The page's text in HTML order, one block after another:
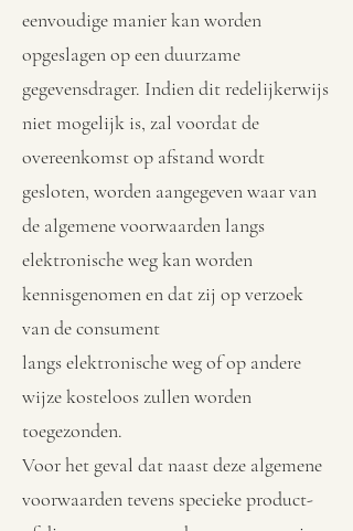
eenvoudige manier kan worden
opgeslagen op een duurzame
gegevensdrager. Indien dit redelijkerwijs
niet mogelijk is, zal voordat de
overeenkomst op afstand wordt
gesloten, worden aangegeven waar van
de algemene voorwaarden langs
elektronische weg kan worden
kennisgenomen en dat zij op verzoek
van de consument
langs elektronische weg of op andere
wijze kosteloos zullen worden
toegezonden.
Voor het geval dat naast deze algemene
voorwaarden tevens specieke product-